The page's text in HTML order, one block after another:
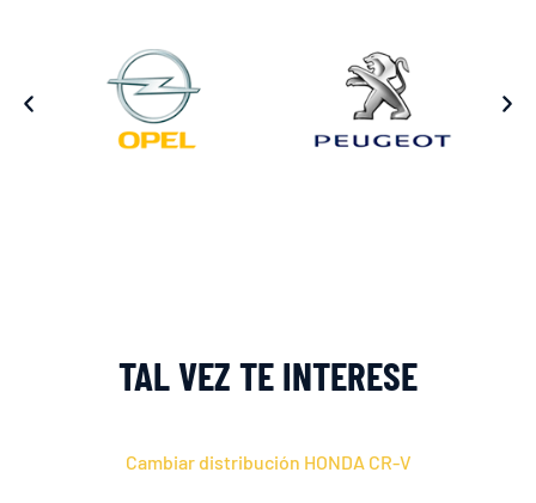
TAL VEZ TE INTERESE
Cambiar distribución HONDA CR-V